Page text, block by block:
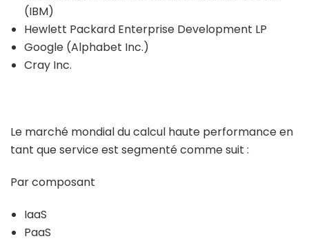
(IBM)
Hewlett Packard Enterprise Development LP
Google (Alphabet Inc.)
Cray Inc.
Le marché mondial du calcul haute performance en
tant que service est segmenté comme suit :
Par composant
IaaS
PaaS